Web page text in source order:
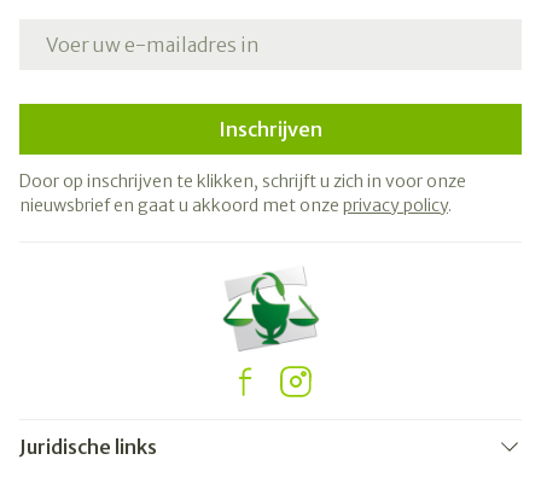
Inschrijven
Door op inschrijven te klikken, schrijft u zich in voor onze
nieuwsbrief en gaat u akkoord met onze privacy policy.
Juridische links